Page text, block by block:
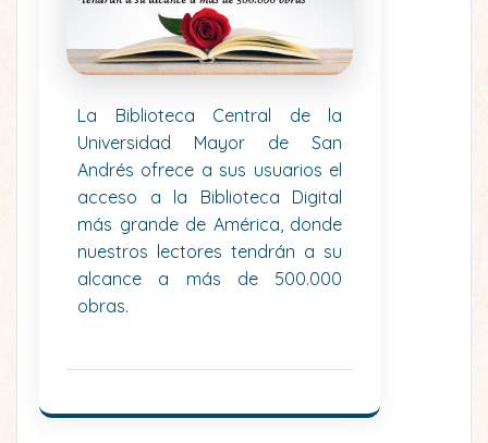
La Biblioteca Central de la
Universidad Mayor de San
Andrés ofrece a sus usuarios el
acceso a la Biblioteca Digital
más grande de América, donde
nuestros lectores tendrán a su
alcance a más de 500.000
obras.